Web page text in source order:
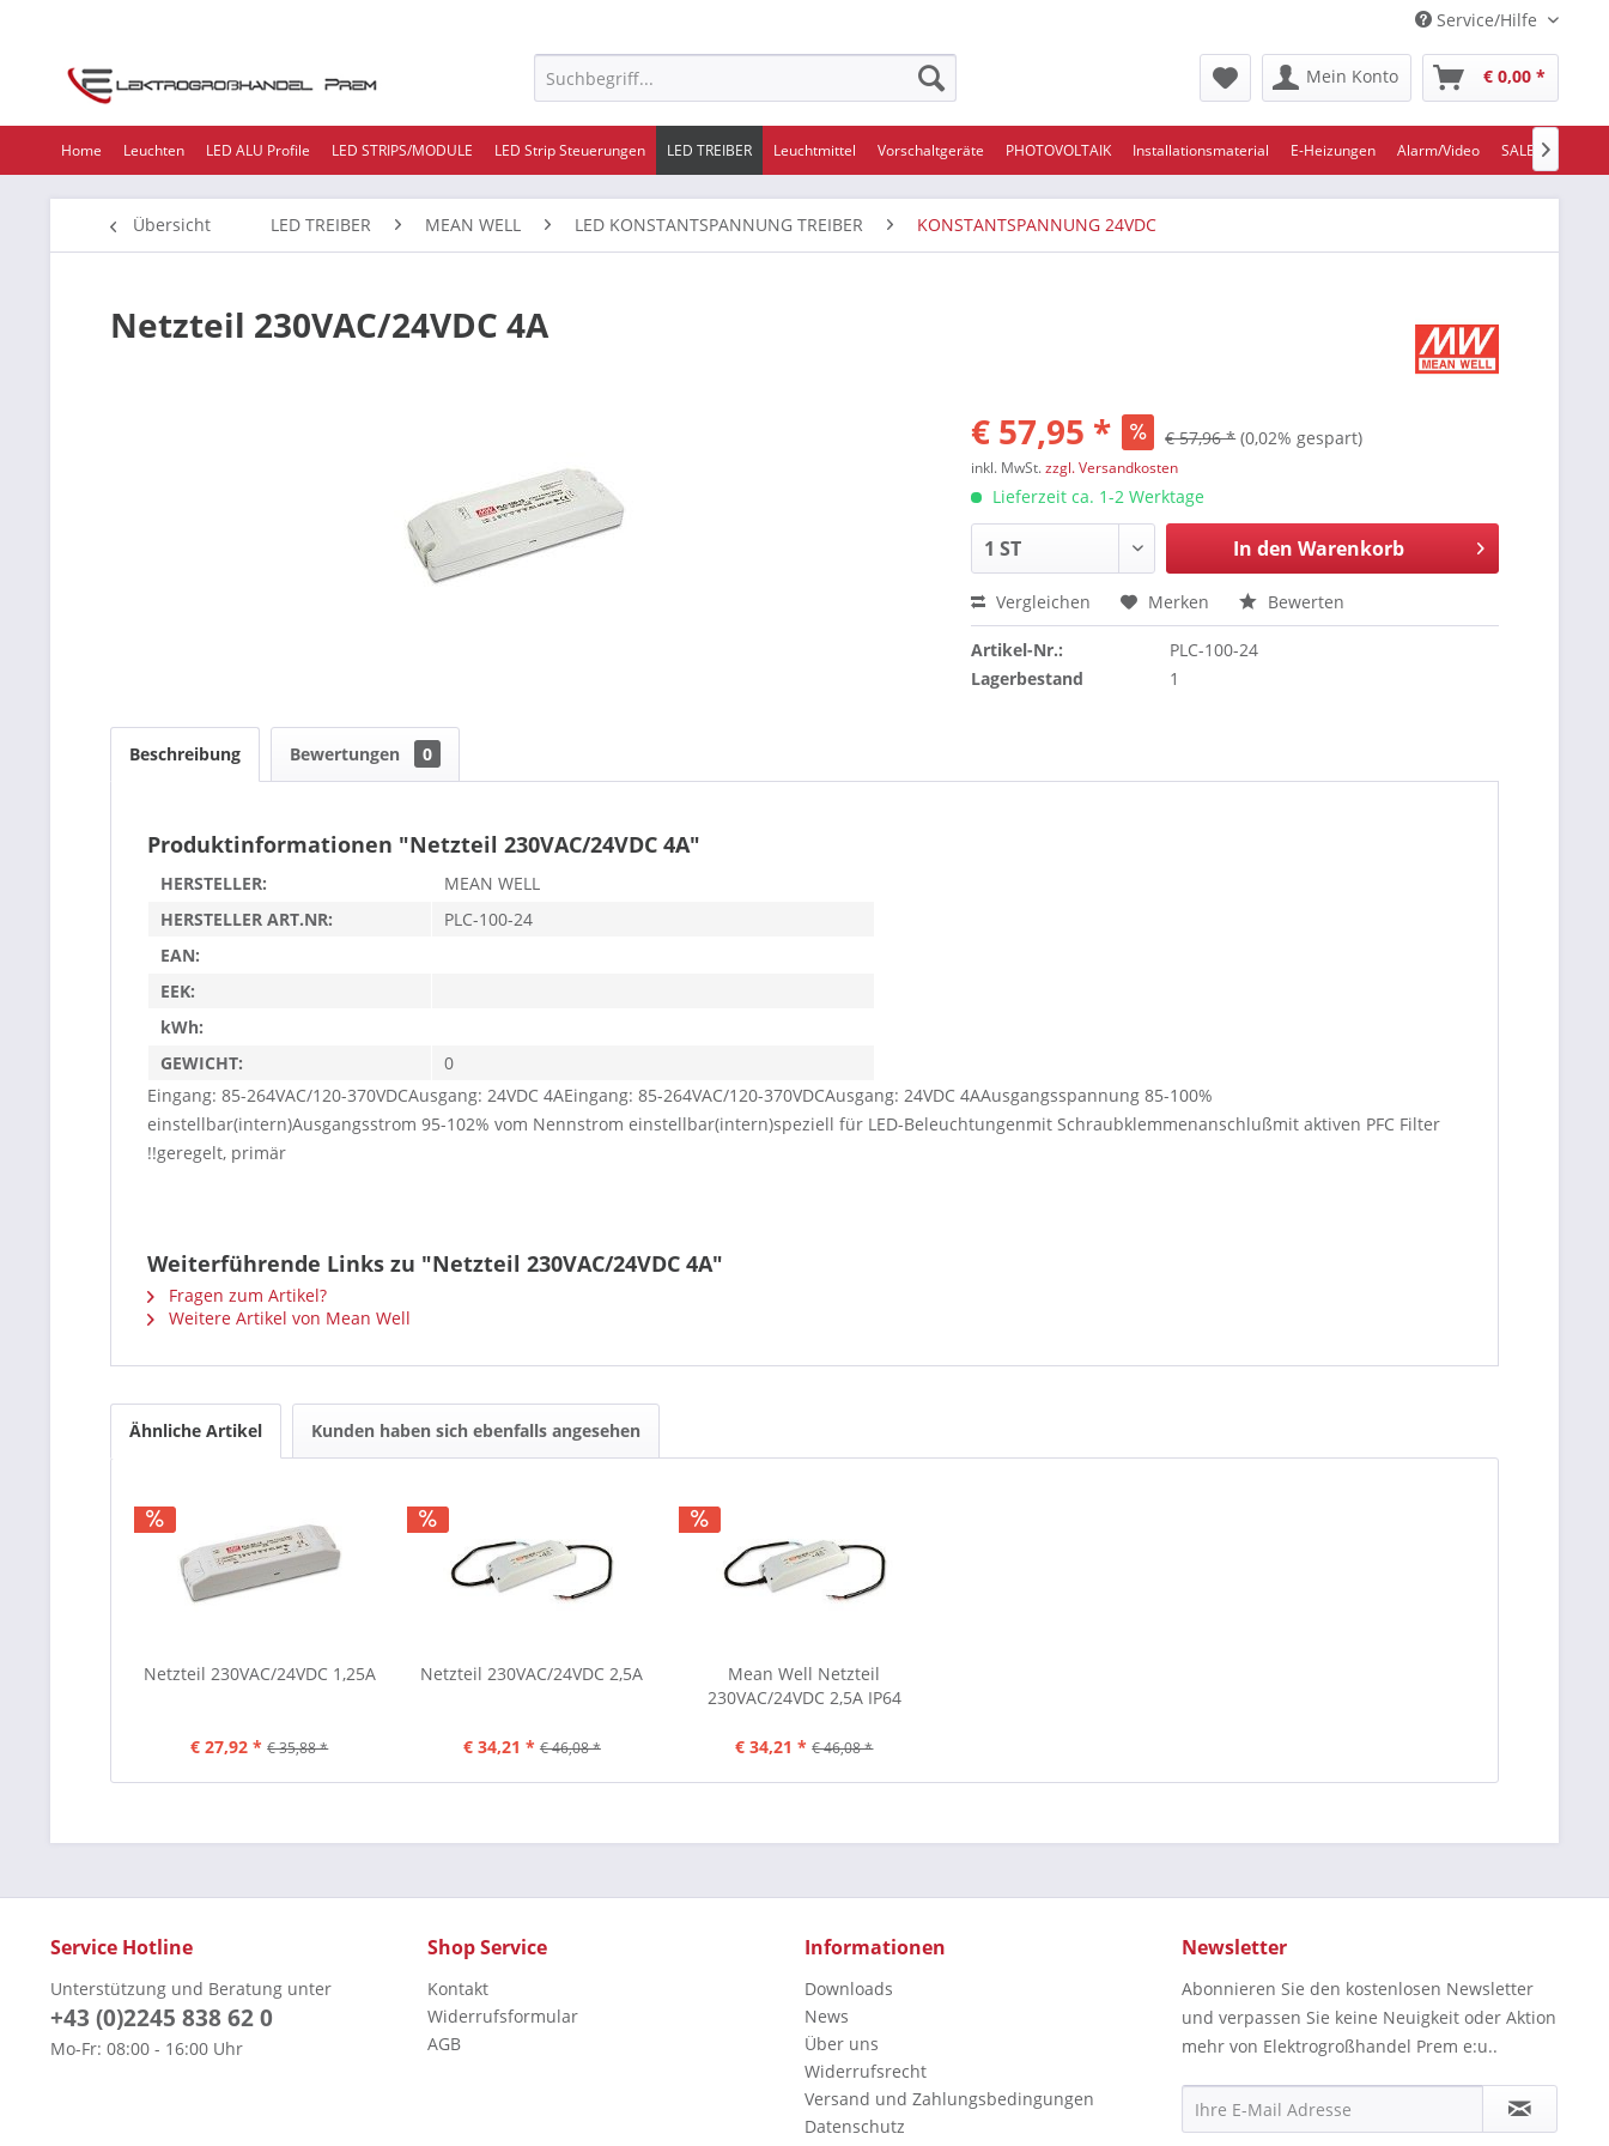
Service/Hilfe
Mein Konto € 0,00 *
Home Leuchten LED ALU Profile LED STRIPS/MODULE LED Strip Steuerungen LED TREIBER Leuchtmittel Vorschaltgeräte PHOTOVOLTAIK Installationsmaterial E-Heizungen Alarm/Video SALE/ 
Übersicht LED TREIBER MEAN WELL LED KONSTANTSPANNUNG TREIBER KONSTANTSPANNUNG 24VDC
Netzteil 230VAC/24VDC 4A
€ 57,95 * € 57,96 * (0,02% gespart)
inkl. MwSt.zzgl. Versandkosten
Lieferzeit ca. 1-2 Werktage
In den Warenkorb
Vergleichen Merken Bewerten
Artikel-Nr.:
PLC-100-24
Lagerbestand
1
Beschreibung Bewertungen 0
Produktinformationen "Netzteil 230VAC/24VDC 4A"
HERSTELLER:
MEAN WELL
HERSTELLER ART.NR:
PLC-100-24
EAN:
EEK:
kWh:
GEWICHT:
0
Eingang: 85-264VAC/120-370VDCAusgang: 24VDC 4AEingang: 85-264VAC/120-370VDCAusgang: 24VDC 4AAusgangsspannung 85-100%
einstellbar(intern)Ausgangsstrom 95-102% vom Nennstrom einstellbar(intern)speziell für LED-Beleuchtungenmit Schraubklemmenanschlußmit aktiven PFC Filter
!!geregelt, primär
Weiterführende Links zu "Netzteil 230VAC/24VDC 4A"
Fragen zum Artikel?
Weitere Artikel von Mean Well
Ähnliche Artikel Kunden haben sich ebenfalls angesehen
Netzteil 230VAC/24VDC 1,25A
€ 27,92 * € 35,88 *
Netzteil 230VAC/24VDC 2,5A
€ 34,21 * € 46,08 *
Mean Well Netzteil
230VAC/24VDC 2,5A IP64
€ 34,21 * € 46,08 *
Service Hotline
Unterstützung und Beratung unter
+43 (0)2245 838 62 0
Mo-Fr: 08:00 - 16:00 Uhr
Shop Service
Kontakt
Widerrufsformular
AGB
Informationen
Downloads
News
Über uns
Widerrufsrecht
Versand und Zahlungsbedingungen
Datenschutz
Newsletter
Abonnieren Sie den kostenlosen Newsletter
und verpassen Sie keine Neuigkeit oder Aktion
mehr von Elektrogroßhandel Prem e:u..